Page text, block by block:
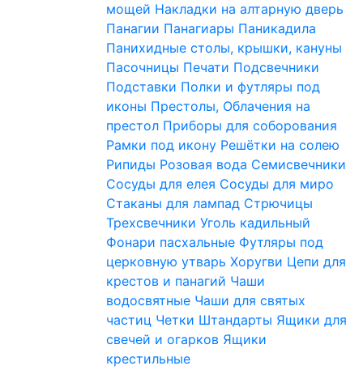
мощей Накладки на алтарную дверь
Панагии Панагиары Паникадила
Панихидные столы, крышки, кануны
Пасочницы Печати Подсвечники
Подставки Полки и футляры под
иконы Престолы, Облачения на
престол Приборы для соборования
Рамки под икону Решётки на солею
Рипиды Розовая вода Семисвечники
Сосуды для елея Сосуды для миро
Стаканы для лампад Стрючицы
Трехсвечники Уголь кадильный
Фонари пасхальные Футляры под
церковную утварь Хоругви Цепи для
крестов и панагий Чаши
водосвятные Чаши для святых
частиц Четки Штандарты Ящики для
свечей и огарков Ящики
крестильные